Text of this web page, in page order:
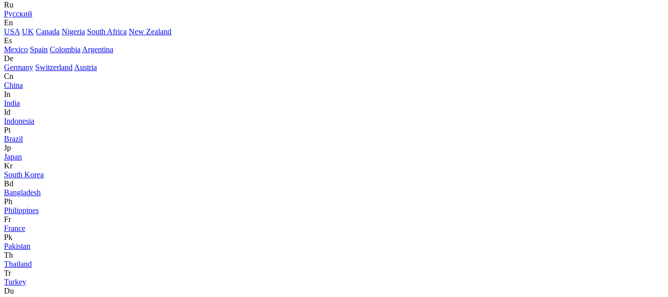
Ru
Русский
En
USA UK Canada Nigeria South Africa New Zealand
Es
Mexico Spain Colombia Argentina
De
Germany Switzerland Austria
Cn
China
In
India
Id
Indonesia
Pt
Brazil
Jp
Japan
Kr
South Korea
Bd
Bangladesh
Ph
Philippines
Fr
France
Pk
Pakistan
Th
Thailand
Tr
Turkey
Du